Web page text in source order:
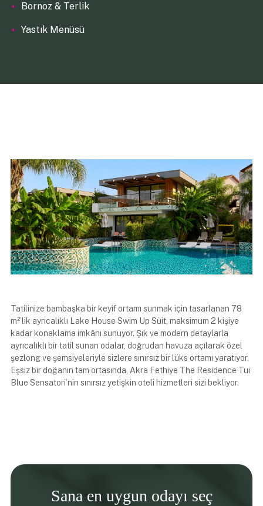
Bornoz & Terlik
Yastık Menüsü
Tatilinize bambaşka bir keyif ortamı sunmak için tasarlanan 78
m²’lik ayrıcalıklı Lake House Swim Up Süit, maksimum 2 kişiye
kadar konaklama imkânı sunuyor. Şık ve modern detaylarla
ayrıcalıklı bir tatil sunan odalar, doğrudan havuza açılarak özel
şezlong ve şemsiyeleriyle sizlere sınırsız bir lüks ortamı yaratıyor.
Eşsiz bir doğanın tam ortasında, Akra Fethiye The Residence Tui
Blue Sensatori’nin sınırsız yetişkin oteli hizmetleri sizi bekliyor.
Sana en uygun odayı seç